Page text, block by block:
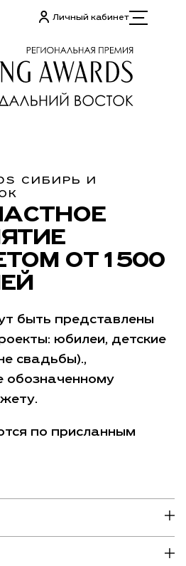
Личный кабинет
СИБИРЬ И
ОТ 1 500
быть представлены
юбилеи, детские
свадьбы).,
обозначенному
по присланным